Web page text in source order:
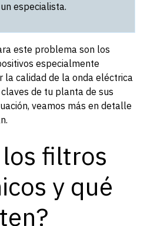
especialista.
este problema son los
especialmente
la calidad de la onda eléctrica
de tu planta de sus
veamos más en detalle
los filtros
y qué